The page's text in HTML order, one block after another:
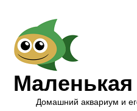
Домашний аквариум и